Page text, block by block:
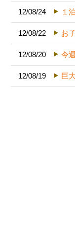
12/08/24 １
12/08/22 お
12/08/20 今
12/08/19 巨